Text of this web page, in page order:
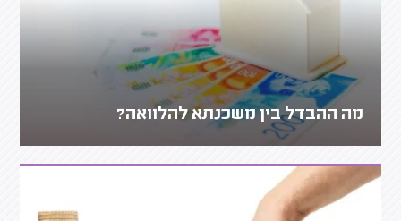
מה ההבדל בין משכנתא להלוואה?